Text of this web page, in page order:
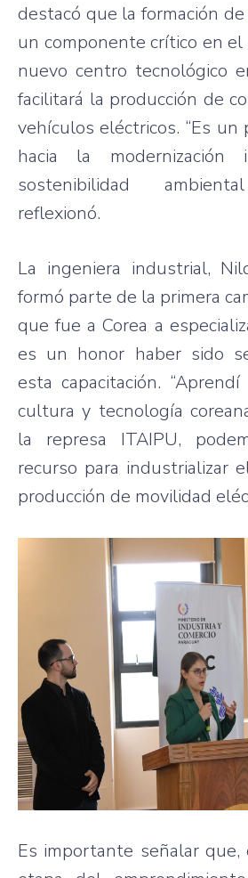
destacó que la formación
un componente crítico en
nuevo centro tecnológico
facilitará la producción de
vehículos eléctricos. “Es un
hacia la
sostenibilidad
reflexionó.
La ingeniera industrial,
formó parte de la primera
que fue a Corea a
es un honor haber sido
esta capacitación.
cultura y tecnología
la represa ITAIPU,
recurso para industrializar
producción de movilidad
Es importante señalar que,